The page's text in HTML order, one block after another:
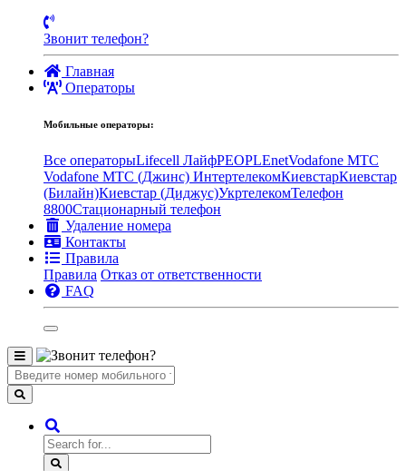
Звонит телефон?
Главная
Операторы
Мобильные операторы:
Все операторыLifecell ЛайфPEOPLEnetVodafone MTC
Vodafone МТС (Джинс) ИнтертелекомКиевстарКиевстар
(Билайн)Киевстар (Диджус)УкртелекомТелефон
8800Стационарный телефон
Удаление номера
Контакты
Правила
Правила Отказ от ответственности
FAQ